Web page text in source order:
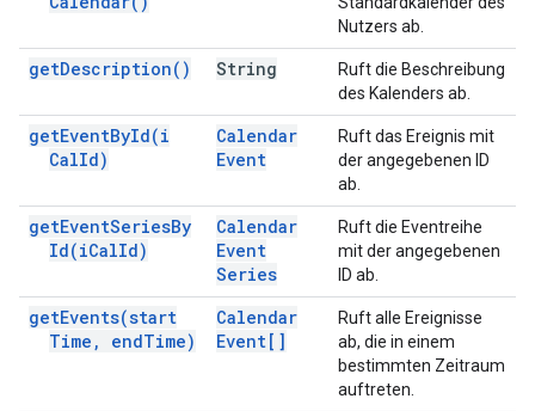
Nutzers ab.
getDescription( ) String
Ruft die Beschreibung
des Kalenders ab.
getEventById(i
CalId)
Calendar
Event
Ruft das Ereignis mit
der angegebenen ID
ab.
getEventSeriesBy
Id(iCalId)
Calendar
Event
Series
Ruft die Eventreihe
mit der angegebenen
ID ab.
getEvents(start
Time , endTime)
Calendar
Event[]
Ruft alle Ereignisse
ab, die in einem
bestimmten Zeitraum
auftreten.